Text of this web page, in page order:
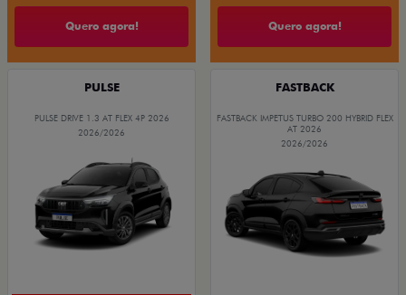
Quero agora! Quero agora!
PULSE
PULSE DRIVE 1.3 AT FLEX 4P 2026
2026/2026
FASTBACK
FASTBACK IMPETUS TURBO 200 HYBRID FLEX
AT 2026
2026/2026